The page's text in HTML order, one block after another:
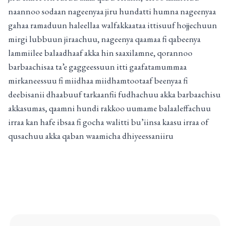
naannoo sodaan nageenyaa jiru hundatti humna nageenyaa
gahaa ramaduun haleellaa walfakkaataa ittisuuf hojjechuun
mirgi lubbuun jiraachuu, nageenya qaamaa fi qabeenya
lammiilee balaadhaaf akka hin saaxilamne, qorannoo
barbaachisaa ta’e gaggeessuun itti gaafatamummaa
mirkaneessuu fi miidhaa miidhamtootaaf beenyaa fi
deebisanii dhaabuuf tarkaanfii fudhachuu akka barbaachisu
akkasumas, qaamni hundi rakkoo uumame balaaleffachuu
irraa kan hafe ibsaa fi gocha walitti bu’iinsa kaasu irraa of
qusachuu akka qaban waamicha dhiyeessaniiru